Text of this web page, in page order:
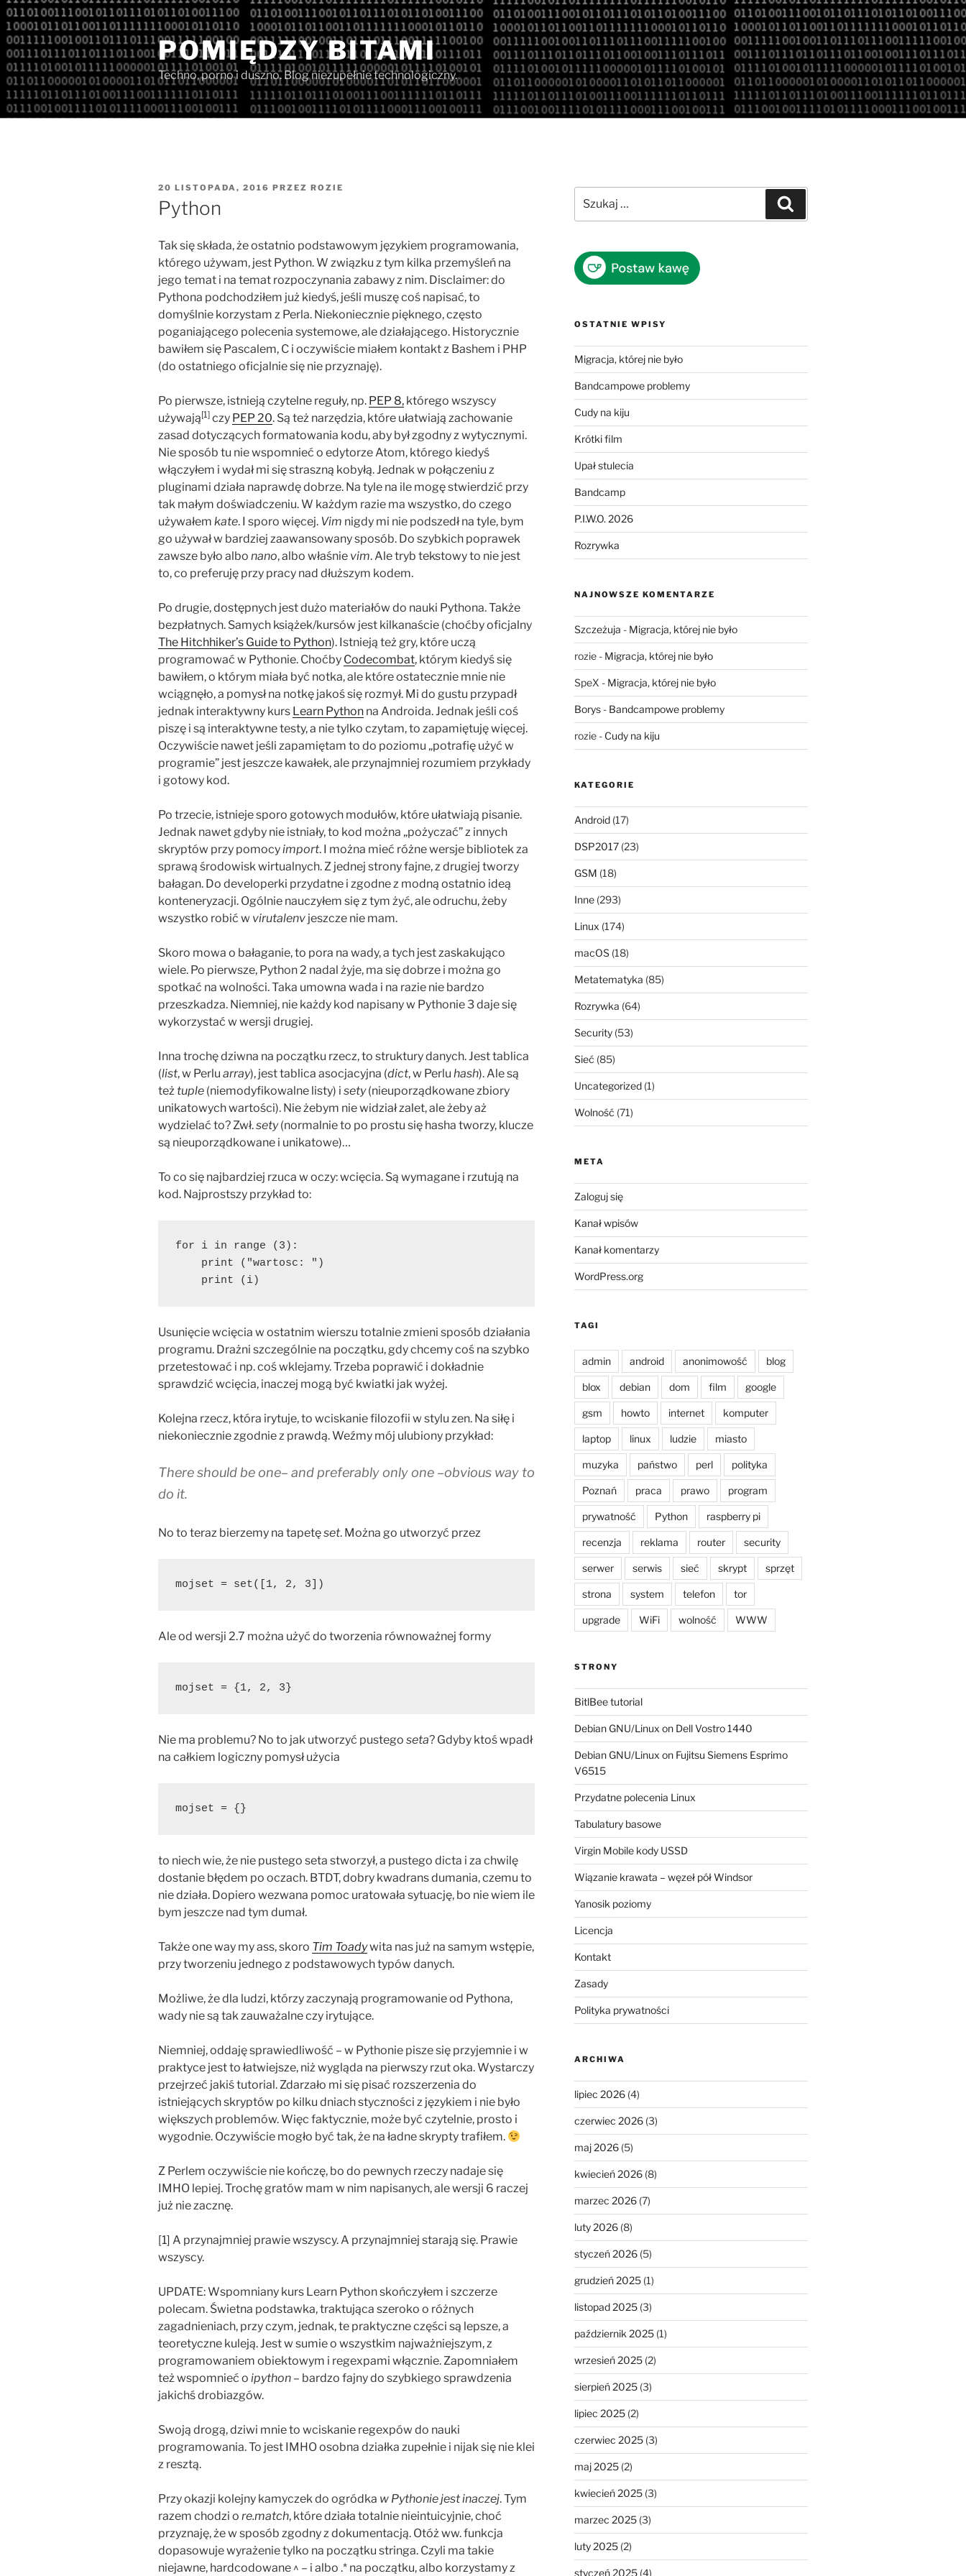
Przejdź
do
treści
POMIĘDZY BITAMI
Techno, porno i duszno. Blog niezupełnie technologiczny.
OPUBLIKOWANE
W
20 LISTOPADA, 2016 PRZEZ ROZIE
Python
Tak się składa, że ostatnio podstawowym językiem programowania,
którego używam, jest Python. W związku z tym kilka przemyśleń na
jego temat i na temat rozpoczynania zabawy z nim. Disclaimer: do
Pythona podchodziłem już kiedyś, jeśli muszę coś napisać, to
domyślnie korzystam z Perla. Niekoniecznie pięknego, często
poganiającego polecenia systemowe, ale działającego. Historycznie
bawiłem się Pascalem, C i oczywiście miałem kontakt z Bashem i PHP
(do ostatniego oficjalnie się nie przyznaję).
Po pierwsze, istnieją czytelne reguły, np. PEP 8, którego wszyscy
używają[1] czy PEP 20. Są też narzędzia, które ułatwiają zachowanie
zasad dotyczących formatowania kodu, aby był zgodny z wytycznymi.
Nie sposób tu nie wspomnieć o edytorze Atom, którego kiedyś
włączyłem i wydał mi się straszną kobyłą. Jednak w połączeniu z
pluginami działa naprawdę dobrze. Na tyle na ile mogę stwierdzić przy
tak małym doświadczeniu. W każdym razie ma wszystko, do czego
używałem kate. I sporo więcej. Vim nigdy mi nie podszedł na tyle, bym
go używał w bardziej zaawansowany sposób. Do szybkich poprawek
zawsze było albo nano, albo właśnie vim. Ale tryb tekstowy to nie jest
to, co preferuję przy pracy nad dłuższym kodem.
Po drugie, dostępnych jest dużo materiałów do nauki Pythona. Także
bezpłatnych. Samych książek/kursów jest kilkanaście (choćby oficjalny
The Hitchhiker’s Guide to Python). Istnieją też gry, które uczą
programować w Pythonie. Choćby Codecombat, którym kiedyś się
bawiłem, o którym miała być notka, ale które ostatecznie mnie nie
wciągnęło, a pomysł na notkę jakoś się rozmył. Mi do gustu przypadł
jednak interaktywny kurs Learn Python na Androida. Jednak jeśli coś
piszę i są interaktywne testy, a nie tylko czytam, to zapamiętuję więcej.
Oczywiście nawet jeśli zapamiętam to do poziomu „potrafię użyć w
programie” jest jeszcze kawałek, ale przynajmniej rozumiem przykłady
i gotowy kod.
Po trzecie, istnieje sporo gotowych modułów, które ułatwiają pisanie.
Jednak nawet gdyby nie istniały, to kod można „pożyczać” z innych
skryptów przy pomocyimport. I można mieć różne wersje bibliotek za
sprawą środowisk wirtualnych. Z jednej strony fajne, z drugiej tworzy
bałagan. Do developerki przydatne i zgodne z modną ostatnio ideą
konteneryzacji. Ogólnie nauczyłem się z tym żyć, ale odruchu, żeby
wszystko robić w virutalenv jeszcze nie mam.
Skoro mowa o bałaganie, to pora na wady, a tych jest zaskakująco
wiele. Po pierwsze, Python 2 nadal żyje, ma się dobrze i można go
spotkać na wolności. Taka umowna wada i na razie nie bardzo
przeszkadza. Niemniej, nie każdy kod napisany w Pythonie 3 daje się
wykorzystać w wersji drugiej.
Inna trochę dziwna na początku rzecz, to struktury danych. Jest tablica
(list, w Perlu array), jest tablica asocjacyjna (dict, w Perlu hash). Ale są
też tuple (niemodyfikowalne listy) i sety(nieuporządkowane zbiory
unikatowych wartości). Nie żebym nie widział zalet, ale żeby aż
wydzielać to? Zwł.sety(normalnie to po prostu się hasha tworzy, klucze
są nieuporządkowane i unikatowe)…
To co się najbardziej rzuca w oczy: wcięcia. Są wymagane i rzutują na
kod. Najprostszy przykład to:
for i in range (3):
print ("wartosc: ")
print (i)
Usunięcie wcięcia w ostatnim wierszu totalnie zmieni sposób działania
programu. Drażni szczególnie na początku, gdy chcemy coś na szybko
przetestować i np. coś wklejamy. Trzeba poprawić i dokładnie
sprawdzić wcięcia, inaczej mogą być kwiatki jak wyżej.
Kolejna rzecz, która irytuje, to wciskanie filozofii w stylu zen. Na siłę i
niekoniecznie zgodnie z prawdą. Weźmy mój ulubiony przykład:
There should be one– and preferably only one –obvious way to
do it.
No to teraz bierzemy na tapetęset. Można go utworzyć przez
mojset = set([1, 2, 3])
Ale od wersji 2.7 można użyć do tworzenia równoważnej formy
mojset = {1, 2, 3}
Nie ma problemu? No to jak utworzyć pustego seta? Gdyby ktoś wpadł
na całkiem logiczny pomysł użycia
mojset = {}
to niech wie, że nie pustego seta stworzył, a pustego dicta i za chwilę
dostanie błędem po oczach. BTDT, dobry kwadrans dumania, czemu to
nie działa. Dopiero wezwana pomoc uratowała sytuację, bo nie wiem ile
bym jeszcze nad tym dumał.
Także one way my ass, skoro Tim Toadywita nas już na samym wstępie,
przy tworzeniu jednego z podstawowych typów danych.
Możliwe, że dla ludzi, którzy zaczynają programowanie od Pythona,
wady nie są tak zauważalne czy irytujące.
Niemniej, oddaję sprawiedliwość – w Pythonie pisze się przyjemnie i w
praktyce jest to łatwiejsze, niż wygląda na pierwszy rzut oka. Wystarczy
przejrzeć jakiś tutorial. Zdarzało mi się pisać rozszerzenia do
istniejących skryptów po kilku dniach styczności z językiem i nie było
większych problemów. Więc faktycznie, może być czytelnie, prosto i
wygodnie. Oczywiście mogło być tak, że na ładne skrypty trafiłem.
Z Perlem oczywiście nie kończę, bo do pewnych rzeczy nadaje się
IMHO lepiej. Trochę gratów mam w nim napisanych, ale wersji 6 raczej
już nie zacznę.
[1] A przynajmniej prawie wszyscy. A przynajmniej starają się. Prawie
wszyscy.
UPDATE: Wspomniany kurs Learn Python skończyłem i szczerze
polecam. Świetna podstawka, traktująca szeroko o różnych
zagadnieniach, przy czym, jednak, te praktyczne części są lepsze, a
teoretyczne kuleją. Jest w sumie o wszystkim najważniejszym, z
programowaniem obiektowym i regexpami włącznie. Zapomniałem
też wspomnieć o ipython – bardzo fajny do szybkiego sprawdzenia
jakichś drobiazgów.
Swoją drogą, dziwi mnie to wciskanie regexpów do nauki
programowania. To jest IMHO osobna działka zupełnie i nijak się nie klei
z resztą.
Przy okazji kolejny kamyczek do ogródka w Pythonie jest inaczej. Tym
razem chodzi o re.match, które działa totalnie nieintuicyjnie, choć
przyznaję, że w sposób zgodny z dokumentacją. Otóż ww. funkcja
dopasowuje wyrażenie tylko na początku stringa. Czyli ma takie
niejawne, hardcodowane ^ – i albo .* na początku, albo korzystamy z
OSTATNIE WPISY
Migracja, której nie było
Bandcampowe problemy
Cudy na kiju
Krótki film
Upał stulecia
Bandcamp
P.I.W.O. 2026
Rozrywka
NAJNOWSZE KOMENTARZE
Szczeżuja - Migracja, której nie było
rozie- Migracja, której nie było
SpeX - Migracja, której nie było
Borys- Bandcampowe problemy
rozie- Cudy na kiju
KATEGORIE
Android(17)
DSP2017(23)
GSM (18)
Inne(293)
Linux (174)
macOS(18)
Metatematyka (85)
Rozrywka (64)
Security(53)
Sieć (85)
Uncategorized(1)
Wolność (71)
META
Zaloguj się
Kanał wpisów
Kanał komentarzy
WordPress.org
TAGI
admin android anonimowość blog
blox debian dom film google
gsm howto internet komputer
laptop linux ludzie miasto
muzyka państwo perl polityka
Poznań praca prawo program
prywatność Python raspberry pi
recenzja reklama router security
serwer serwis sieć skrypt sprzęt
strona system telefon tor
upgrade WiFi wolność WWW
STRONY
BitlBee tutorial
Debian GNU/Linux on Dell Vostro 1440
Debian GNU/Linux on Fujitsu Siemens Esprimo
V6515
Przydatne polecenia Linux
Tabulatury basowe
Virgin Mobile kody USSD
Wiązanie krawata – węzeł pół Windsor
Yanosik poziomy
Licencja
Kontakt
Zasady
Polityka prywatności
ARCHIWA
lipiec 2026(4)
czerwiec 2026(3)
maj 2026(5)
kwiecień 2026(8)
marzec 2026(7)
luty 2026(8)
styczeń 2026(5)
grudzień 2025(1)
listopad 2025(3)
październik 2025(1)
wrzesień 2025(2)
sierpień 2025(3)
lipiec 2025(2)
czerwiec 2025(3)
maj 2025(2)
kwiecień 2025(3)
marzec 2025(3)
luty 2025(2)
styczeń 2025(4)